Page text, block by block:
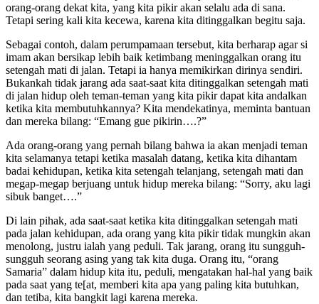
orang-orang dekat kita, yang kita pikir akan selalu ada di sana.
Tetapi sering kali kita kecewa, karena kita ditinggalkan begitu saja.
Sebagai contoh, dalam perumpamaan tersebut, kita berharap agar si
imam akan bersikap lebih baik ketimbang meninggalkan orang itu
setengah mati di jalan. Tetapi ia hanya memikirkan dirinya sendiri.
Bukankah tidak jarang ada saat-saat kita ditinggalkan setengah mati
di jalan hidup oleh teman-teman yang kita pikir dapat kita andalkan
ketika kita membutuhkannya? Kita mendekatinya, meminta bantuan
dan mereka bilang: “Emang gue pikirin….?”
Ada orang-orang yang pernah bilang bahwa ia akan menjadi teman
kita selamanya tetapi ketika masalah datang, ketika kita dihantam
badai kehidupan, ketika kita setengah telanjang, setengah mati dan
megap-megap berjuang untuk hidup mereka bilang: “Sorry, aku lagi
sibuk banget….”
Di lain pihak, ada saat-saat ketika kita ditinggalkan setengah mati
pada jalan kehidupan, ada orang yang kita pikir tidak mungkin akan
menolong, justru ialah yang peduli. Tak jarang, orang itu sungguh-
sungguh seorang asing yang tak kita duga. Orang itu, “orang
Samaria” dalam hidup kita itu, peduli, mengatakan hal-hal yang baik
pada saat yang te[at, memberi kita apa yang paling kita butuhkan,
dan tetiba, kita bangkit lagi karena mereka.